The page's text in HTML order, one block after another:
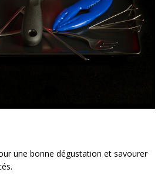
une bonne dégustation et savourer